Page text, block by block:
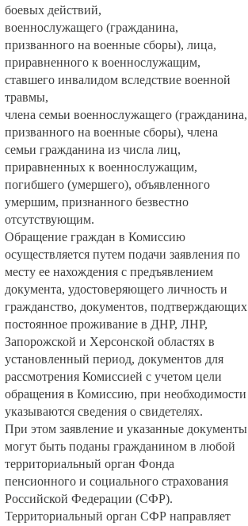
боевых действий,
военнослужащего (гражданина,
призванного на военные сборы), лица,
приравненного к военнослужащим,
ставшего инвалидом вследствие военной
травмы,
члена семьи военнослужащего (гражданина,
призванного на военные сборы), члена
семьи гражданина из числа лиц,
приравненных к военнослужащим,
погибшего (умершего), объявленного
умершим, признанного безвестно
отсутствующим.
Обращение граждан в Комиссию
осуществляется путем подачи заявления по
месту ее нахождения с предъявлением
документа, удостоверяющего личность и
гражданство, документов, подтверждающих
постоянное проживание в ДНР, ЛНР,
Запорожской и Херсонской областях в
установленный период, документов для
рассмотрения Комиссией с учетом цели
обращения в Комиссию, при необходимости
указываются сведения о свидетелях.
При этом заявление и указанные документы
могут быть поданы гражданином в любой
территориальный орган Фонда
пенсионного и социального страхования
Российской Федерации (СФР).
Территориальный орган СФР направляет